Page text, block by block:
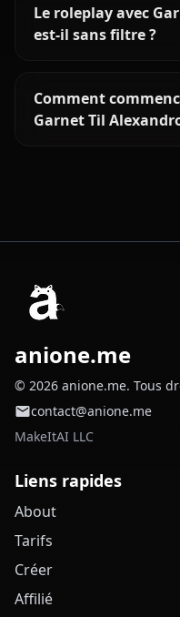
Le roleplay avec
est-il sans filtre ?
Comment
Garnet Til
anione.me
© 2026 anione.me. Tous
contact@anione.me
MakeItAI LLC
Liens rapides
About
Tarifs
Créer
Affilié